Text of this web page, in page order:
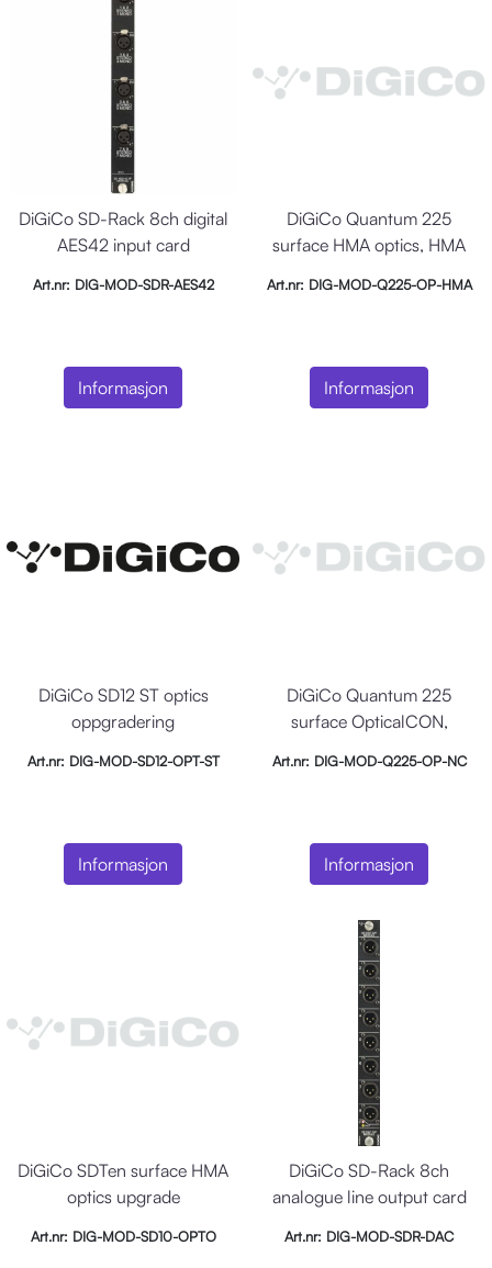
DiGiCo SD-Rack 8ch digital
AES42 input card
Art.nr: DIG-MOD-SDR-AES42
Informasjon
DiGiCo Quantum 225
surface HMA optics, HMA
Art.nr: DIG-MOD-Q225-OP-HMA
Informasjon
DiGiCo SD12 ST optics
oppgradering
Art.nr: DIG-MOD-SD12-OPT-ST
Informasjon
DiGiCo Quantum 225
surface OpticalCON,
Art.nr: DIG-MOD-Q225-OP-NC
Informasjon
DiGiCo SDTen surface HMA
optics upgrade
Art.nr: DIG-MOD-SD10-OPTO
DiGiCo SD-Rack 8ch
analogue line output card
Art.nr: DIG-MOD-SDR-DAC